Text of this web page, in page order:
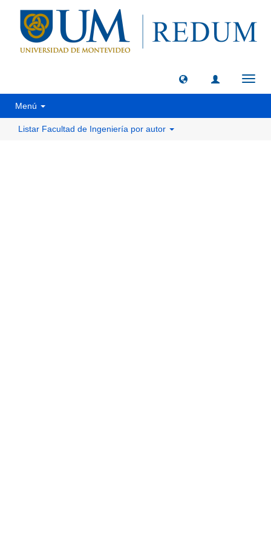
Menú
Listar Facultad de Ingeniería por autor